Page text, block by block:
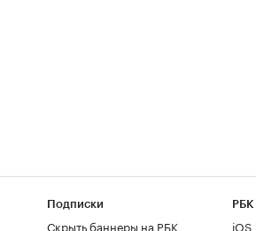
Подписки
Скрыть баннеры на РБК
РБК
iOS